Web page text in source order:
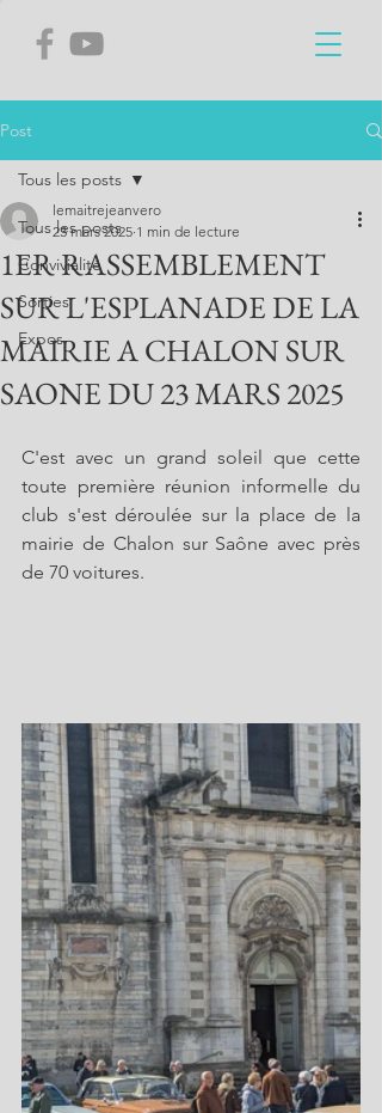
Post
Tous les posts
Convivialité
Sorties
Expos
Tous les posts
1ER RASSEMBLEMENT
SUR L'ESPLANADE DE LA
MAIRIE A CHALON SUR
SAONE DU 23 MARS 2025
lemaitrejeanvero
23 mars 2025 1 min de lecture
C'est avec un grand soleil que cette
toute première réunion informelle du
club s'est déroulée sur la place de la
mairie de Chalon sur Saône avec près
de 70 voitures.